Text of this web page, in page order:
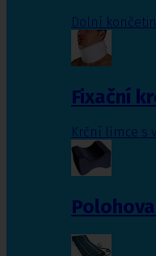
Dolní
Fixační
Krční límce s